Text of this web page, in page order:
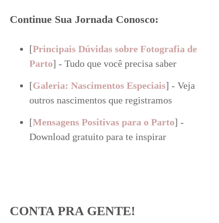
Continue Sua Jornada Conosco:
[Principais Dúvidas sobre Fotografia de
Parto] - Tudo que você precisa saber
[Galeria: Nascimentos Especiais] - Veja
outros nascimentos que registramos
[Mensagens Positivas para o Parto] -
Download gratuito para te inspirar
CONTA PRA GENTE!